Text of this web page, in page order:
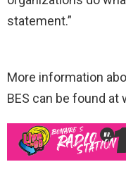
statement.”
More information
BES can be found